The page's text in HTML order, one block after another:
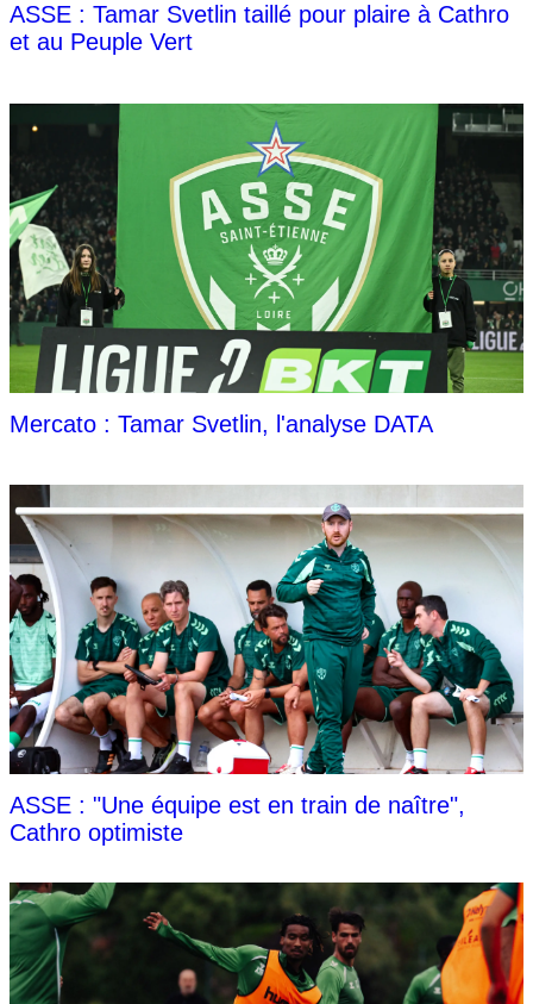
ASSE : Tamar Svetlin taillé pour plaire à Cathro
et au Peuple Vert
Mercato : Tamar Svetlin, l'analyse DATA
ASSE : "Une équipe est en train de naître",
Cathro optimiste